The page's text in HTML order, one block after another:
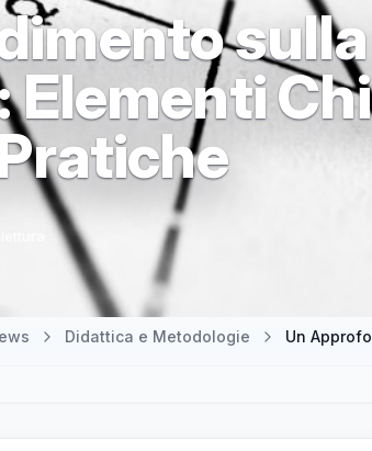
sulla
Didattica e Metodologie Un